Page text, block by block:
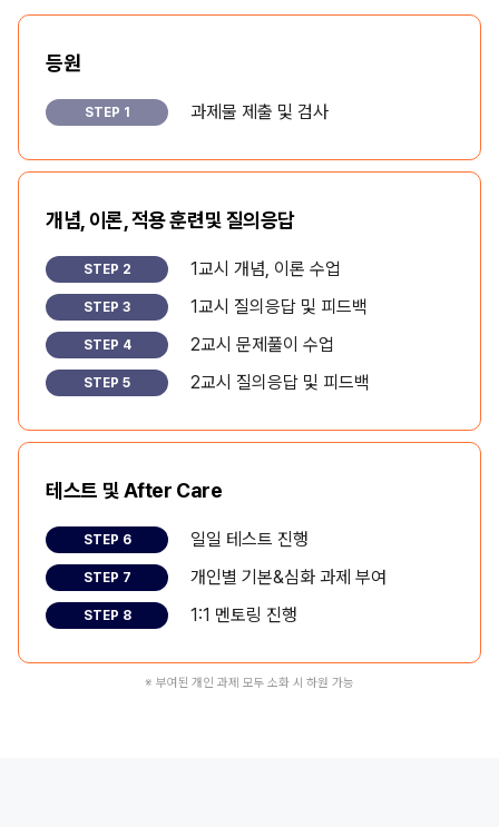
등원
STEP 1 과제물 제출 및 검사
개념, 이론, 적용 훈련및 질의응답
STEP 2 1교시 개념, 이론 수업
STEP 3 1교시 질의응답 및 피드백
STEP 4 2교시 문제풀이 수업
STEP 5 2교시 질의응답 및 피드백
테스트 및 After Care
STEP 6 일일 테스트 진행
STEP 7 개인별 기본&심화 과제 부여
STEP 8 1:1 멘토링 진행
※ 부여된 개인 과제 모두 소화 시 하원 가능